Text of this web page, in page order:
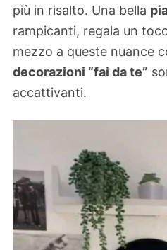
più in risalto. Una bella
rampicanti, regala un
mezzo a queste nuance
decorazioni “fai da te”
accattivanti.